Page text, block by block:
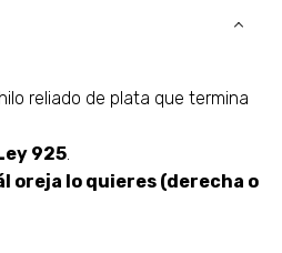
reliado de plata que termina
925.
oreja lo quieres (derecha o